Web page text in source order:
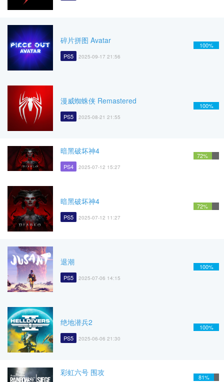
碎片拼图 Avatar
PS5 2025-09-17 21:56
100%
漫威蜘蛛侠 Remastered
PS5 2025-08-21 21:55
100%
暗黑破坏神4
PS4 2025-07-12 15:27
72%
暗黑破坏神4
PS5 2025-07-12 11:27
72%
退潮
PS5 2025-07-06 14:15
100%
绝地潜兵2
PS5 2025-06-06 21:30
100%
彩虹六号 围攻 81%